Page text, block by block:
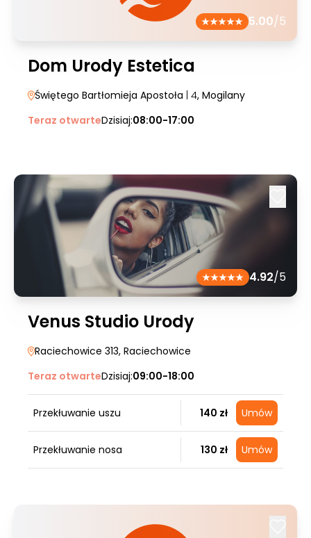
5.00/5
Dom Urody Estetica
Świętego Bartłomieja Apostoła | 4, Mogilany
Teraz otwarteDzisiaj:08:00-17:00
4.92/5
Venus Studio Urody
Raciechowice 313, Raciechowice
Teraz otwarteDzisiaj:09:00-18:00
Przekłuwanie uszu 140 zł Umów
Przekłuwanie nosa 130 zł Umów